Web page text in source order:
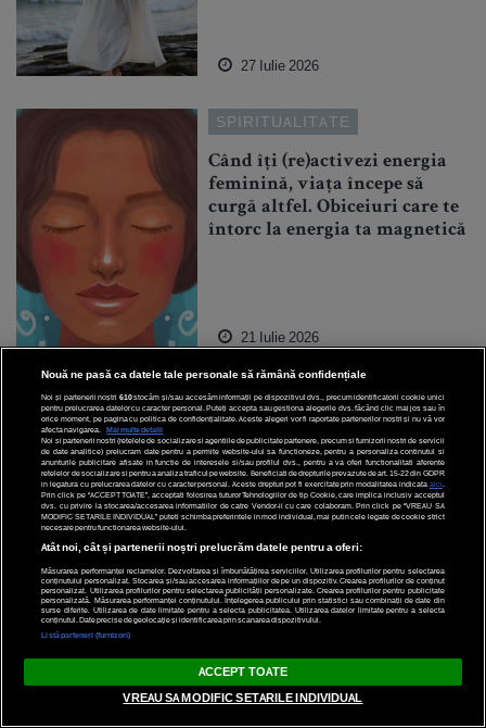
27 Iulie 2026
SPIRITUALITATE
Când îți (re)activezi energia
feminină, viața începe să
curgă altfel. Obiceiuri care te
întorc la energia ta magnetică
21 Iulie 2026
Nouă ne pasă ca datele tale personale să rămână confidențiale
Noi și partenerii noștri 610stocăm și/sau accesăm informații pe dispozitivul dvs., precum identificatorii cookie unici
pentru prelucrarea datelor cu caracter personal. Puteți accepta sau gestiona alegerile dvs. făcând clic mai jos sau în
orice moment, pe pagina cu politica de confidențialitate. Aceste alegeri vor fi raportate partenerilor noștri și nu vă vor
afecta navigarea.
Mai multe detalii
Noi si partenerii nostri (retelele de socializare si agentiile de publicitate partenere, precum si furnizorii nostri de servicii
de date analitice) prelucram date pentru a permite website-ului sa functioneze, pentru a personaliza continutul si
anunturile publicitare afisate in functie de interesele si/sau profilul dvs., pentru a va oferi functionalitati aferente
retelelor de socializare si pentru a analiza traficul pe website. Beneficiati de drepturile prevazute de art. 15-22 din GDPR
in legatura cu prelucrarea datelor cu caracter personal. Aceste drepturi pot fi exercitate prin modalitatea indicata aici
Prin click pe “ACCEPT TOATE”, acceptati folosirea tuturor Tehnologiilor de tip Cookie, care implica inclusiv acceptul
dvs. cu privire la stocarea/accesarea informatiilor de catre Vendor-ii cu care colaboram. Prin click pe “VREAU SA
MODIFIC SETARILE INDIVIDUAL” puteti schimba preferintele in mod individual, mai putin cele legate de cookie strict
necesare pentru functionarea website-ului.
Atât noi, cât și partenerii noștri prelucrăm datele pentru a oferi:
Măsurarea performanței reclamelor. Dezvoltarea și îmbunătățirea serviciilor. Utilizarea profilurilor pentru selectarea
conținutului personalizat. Stocarea și/sau accesarea informațiilor de pe un dispozitiv. Crearea profilurilor de conținut
personalizat. Utilizarea profilurilor pentru selectarea publicității personalizate. Crearea profilurilor pentru publicitate
personalizată. Măsurarea performanței conținutului. Înțelegerea publicului prin statistici sau combinații de date din
surse diferite. Utilizarea de date limitate pentru a selecta publicitatea. Utilizarea datelor limitate pentru a selecta
conținutul. Date precise de geolocație și identificarea prin scanarea dispozitivului.
Listă parteneri (furnizori)
ACCEPT TOATE
VREAU SA MODIFIC SETARILE INDIVIDUAL